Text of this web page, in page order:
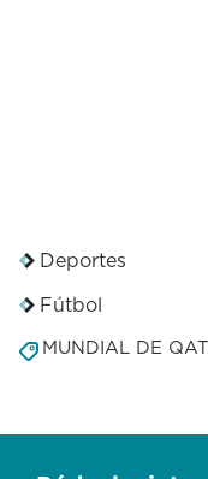
Deportes
Fútbol
MUNDIAL DE